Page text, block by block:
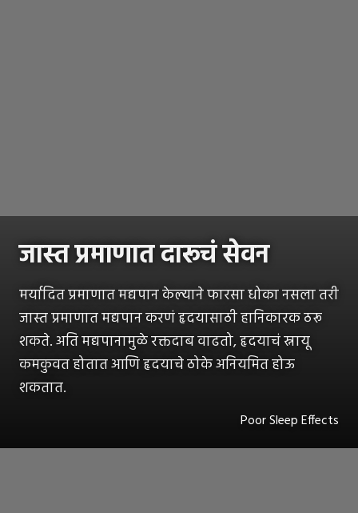
जास्त प्रमाणात दारूचं सेवन
मर्यादित प्रमाणात मद्यपान केल्याने फारसा धोका नसला तरी
जास्त प्रमाणात मद्यपान करणं हृदयासाठी हानिकारक ठरू
शकते. अति मद्यपानामुळे रक्तदाब वाढतो, हृदयाचं स्नायू
कमकुवत होतात आणि हृदयाचे ठोके अनियमित होऊ
शकतात.
Poor Sleep Effects